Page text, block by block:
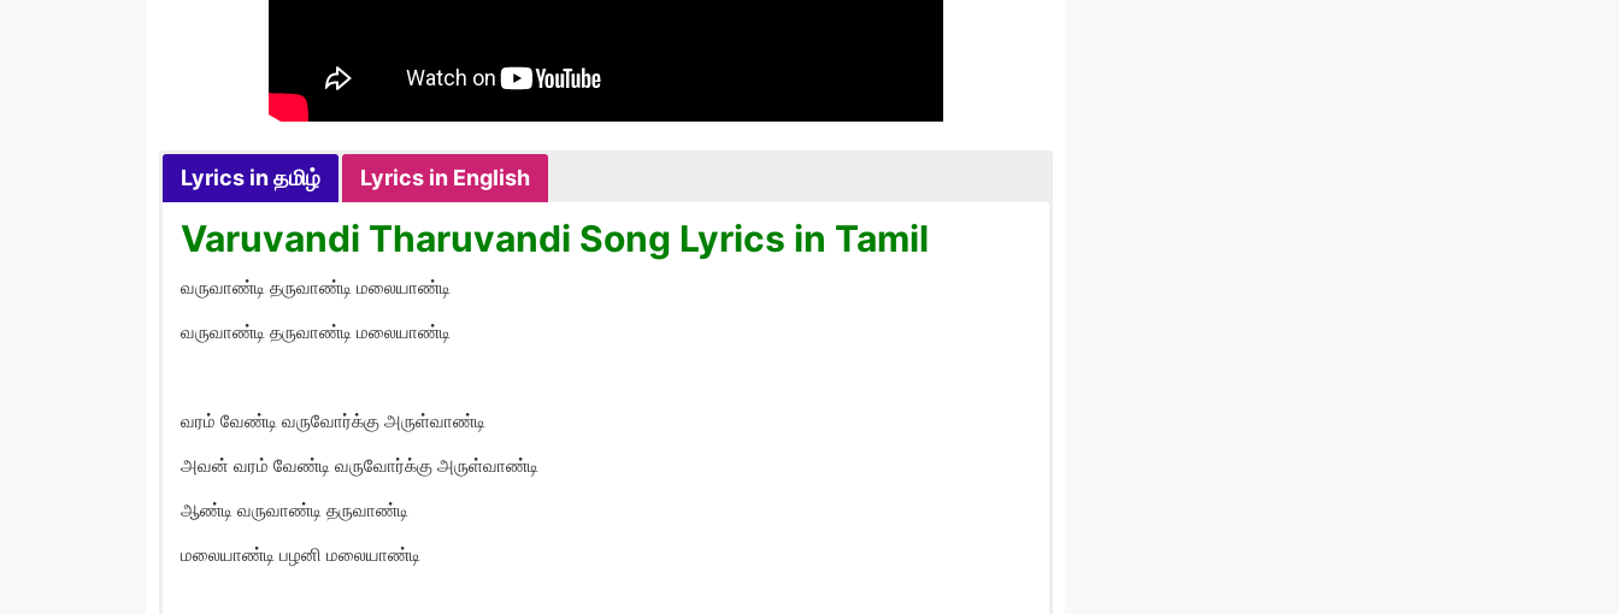
Lyrics in தமிழ் Lyrics in English
Varuvandi Tharuvandi Song Lyrics in Tamil
வருவாண்டி தருவாண்டி மலையாண்டி
வருவாண்டி தருவாண்டி மலையாண்டி
வரம் வேண்டி வருவோர்க்கு அருள்வாண்டி
அவன் வரம் வேண்டி வருவோர்க்கு அருள்வாண்டி
ஆண்டி வருவாண்டி தருவாண்டி
மலையாண்டி பழனி மலையாண்டி